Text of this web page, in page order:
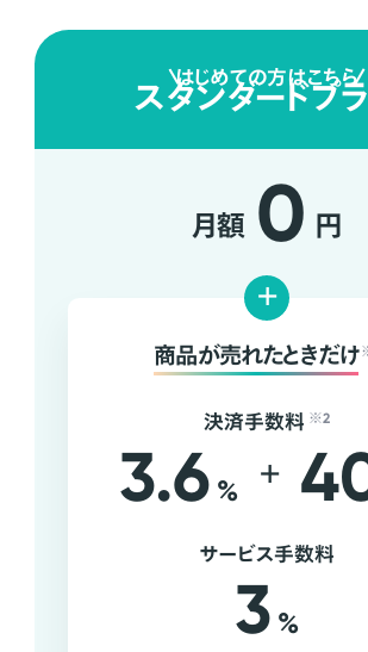
はじめての方はこちら
スタンダードプ
月額 0 円
+
商品が売れたときだけ
決済手数料 ※2
3.6 % +
サービス手数料
3 %